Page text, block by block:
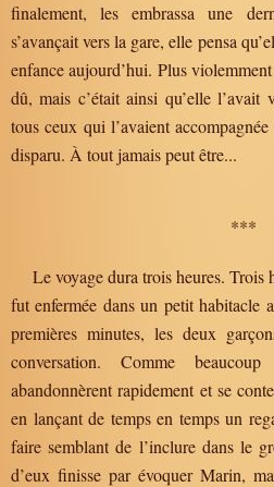
finalement, les embrassa une
s’avançait vers la gare, elle pensa
enfance aujourd’hui. Plus
dû, mais c’était ainsi qu’elle l’avait
tous ceux qui l’avaient
disparu. À tout jamais peut être...
***
Le voyage dura trois heures. Trois
fut enfermée dans un petit habitacle
premières minutes, les deux
conversation. Comme
abandonnèrent rapidement et se
en lançant de temps en temps un
faire semblant de l’inclure dans le
d’eux finisse par évoquer Marin,